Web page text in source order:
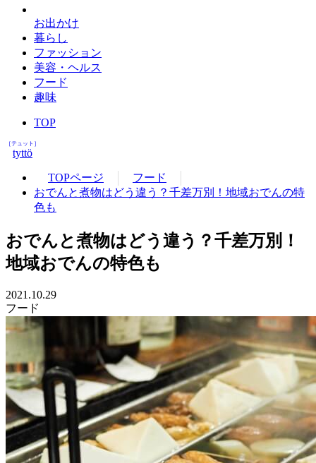
お出かけ
暮らし
ファッション
美容・ヘルス
フード
趣味
TOP
tyttö
［テュット］
TOPページ
フード
おでんと煮物はどう違う？千差万別！地域おでんの特
色も
おでんと煮物はどう違う？千差万別！
地域おでんの特色も
2021.10.29
フード